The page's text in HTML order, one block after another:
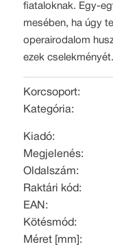
fiataloknak. Egy-
mesében, ha úgy
operairodalom
ezek cselekményét.
Korcsoport:
Kategória:
Kiadó:
Megjelenés:
Oldalszám:
Raktári kód:
EAN:
Kötésmód:
Méret [mm]: